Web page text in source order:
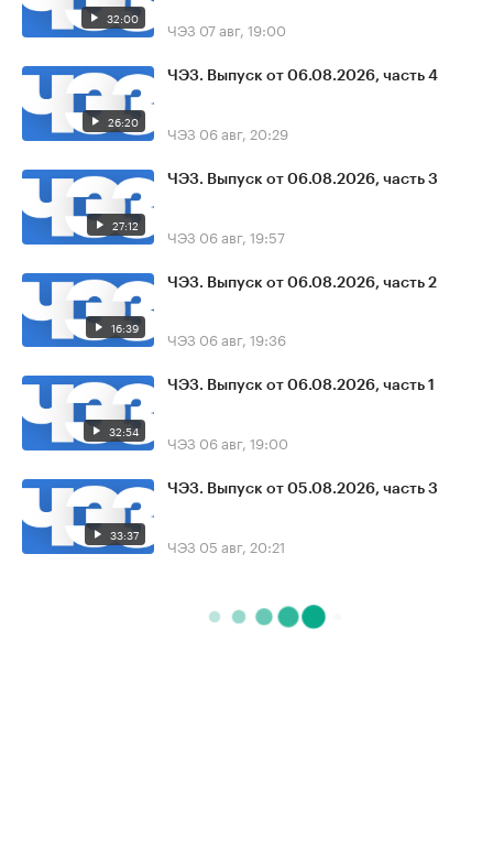
32:00 ЧЭЗ 07 авг, 19:00
26:20
ЧЭЗ. Выпуск от 06.08.2026, часть 4
ЧЭЗ 06 авг, 20:29
27:12
ЧЭЗ. Выпуск от 06.08.2026, часть 3
ЧЭЗ 06 авг, 19:57
16:39
ЧЭЗ. Выпуск от 06.08.2026, часть 2
ЧЭЗ 06 авг, 19:36
32:54
ЧЭЗ. Выпуск от 06.08.2026, часть 1
ЧЭЗ 06 авг, 19:00
33:37
ЧЭЗ. Выпуск от 05.08.2026, часть 3
ЧЭЗ 05 авг, 20:21